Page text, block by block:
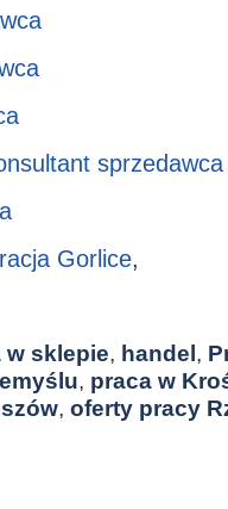
sprzedawca
Gorlice,
w sklepie, handel ,
, praca w
, oferty pracy